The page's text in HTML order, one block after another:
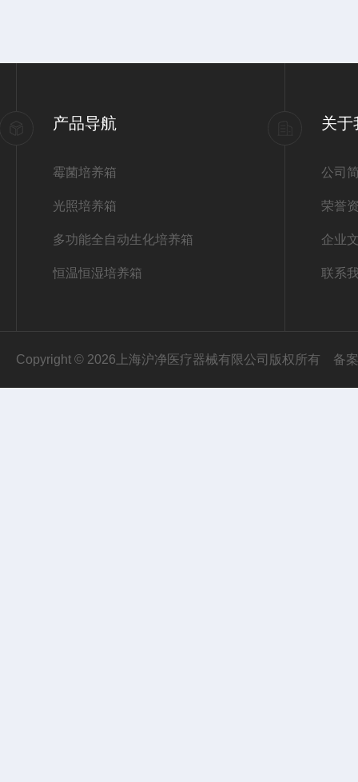
产品导航
霉菌培养箱
光照培养箱
多功能全自动生化培养箱
恒温恒湿培养箱
关于
公司
荣誉
企业
联系
Copyright © 2026上海沪净医疗器械有限公司版权所有 备